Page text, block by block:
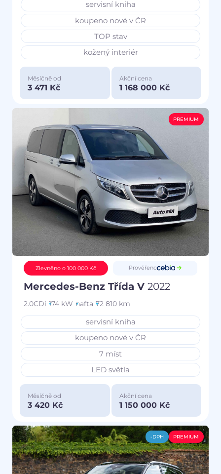
servisní kniha
koupeno nové v ČR
TOP stav
kožený interiér
Měsíčně od
3 471 Kč
Akční cena
1 168 000 Kč
PREMIUM
Zlevněno o 100 000 Kč Prověřeno
Mercedes-Benz Třída V 2022
2.0CDi 174 kW nafta 72 810 km
servisní kniha
koupeno nové v ČR
7 míst
LED světla
Měsíčně od
3 420 Kč
Akční cena
1 150 000 Kč
-DPH PREMIUM